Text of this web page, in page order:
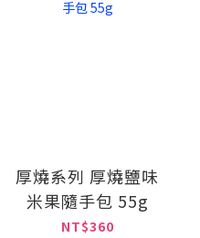
厚燒系列 厚燒鹽味
米果隨手包 55g
NT$360